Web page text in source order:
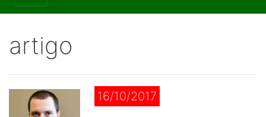
artigo
16/10/2017